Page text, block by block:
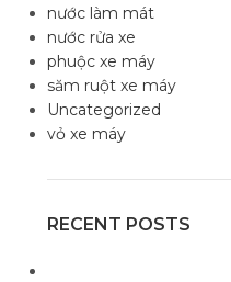
nước làm mát
nước rửa xe
phuộc xe máy
săm ruột xe máy
Uncategorized
vỏ xe máy
RECENT POSTS